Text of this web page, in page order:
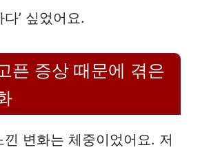
’ 싶었어요.
픈 증상 때문에 겪은
변화는 체중이었어요. 저